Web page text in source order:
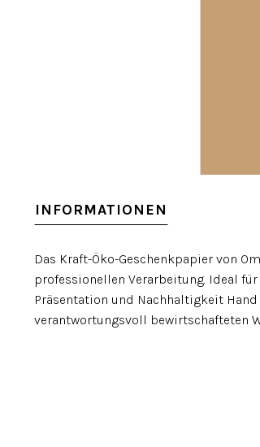
INFORMATIONEN
Das Kraft-Öko-Geschenkpapier von
professionellen Verarbeitung. Ideal
Präsentation und Nachhaltigkeit
verantwortungsvoll bewirtschafteten